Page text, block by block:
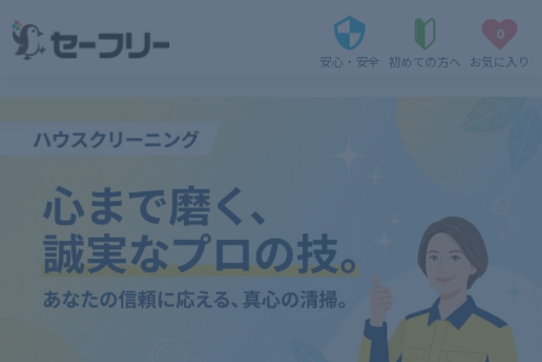
安心・安全 初めての方へ
0
お気に入り